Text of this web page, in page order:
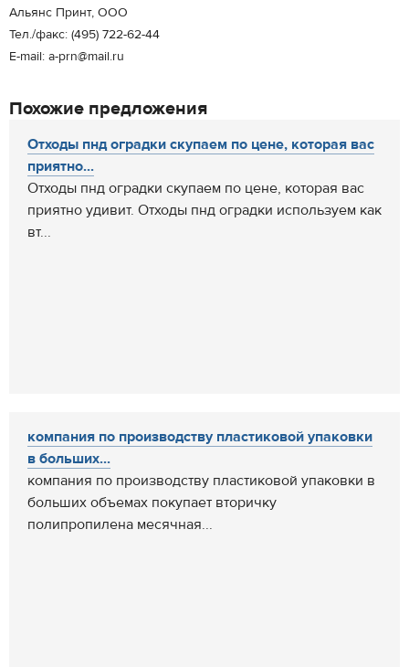
Альянс Принт, ООО
Тел./факс: (495) 722-62-44
E-mail: a-prn@mail.ru
Похожие предложения
Отходы пнд оградки скупаем по цене, которая вас
приятно...
Отходы пнд оградки скупаем по цене, которая вас
приятно удивит. Отходы пнд оградки используем как
вт...
компания по производству пластиковой упаковки
в больших...
компания по производству пластиковой упаковки в
больших объемах покупает вторичку
полипропилена месячная...